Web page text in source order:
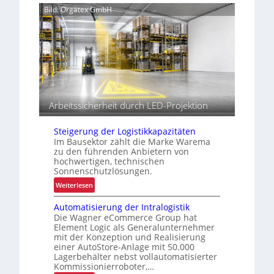
h
e
P
r
a
x
t
e
s
t
s
Bild: Orgatex GmbH
Arbeitssicherheit durch LED-Projektion
Steigerung der Logistikkapazitäten
Im Bausektor zählt die Marke Warema
zu den führenden Anbietern von
hochwertigen, technischen
Sonnenschutzlösungen.
Weiterlesen:
S
t
e
i
g
e
r
Automatisierung der Intralogistik
Die Wagner eCommerce Group hat
Element Logic als Generalunternehmer
mit der Konzeption und Realisierung
einer AutoStore-Anlage mit 50.000
Lagerbehälter nebst vollautomatisierter
Kommissionierroboter,…